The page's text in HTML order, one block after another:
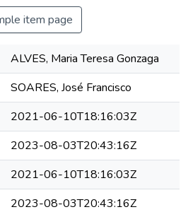
item page
ALVES, Maria Teresa Gonzaga
SOARES, José Francisco
2021-06-10T18:16:03Z
2023-08-03T20:43:16Z
2021-06-10T18:16:03Z
2023-08-03T20:43:16Z